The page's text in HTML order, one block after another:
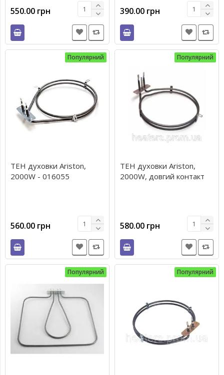
550.00 грн 390.00 грн
Популярний
ТЕН духовки Ariston,
2000W - 016055
560.00 грн
Популярний
ТЕН духовки Ariston,
2000W, довгий контакт
580.00 грн
Популярний Популярний